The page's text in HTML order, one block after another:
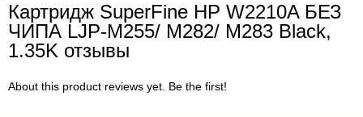
Картридж SuperFine HP W2210A БЕЗ
ЧИПА LJP-M255/ M282/ M283 Black,
1.35K отзывы
About this product reviews yet. Be the first!